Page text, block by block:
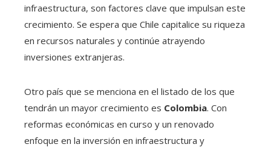
infraestructura, son factores clave que impulsan este
crecimiento. Se espera que Chile capitalice su riqueza
en recursos naturales y continúe atrayendo
inversiones extranjeras.
Otro país que se menciona en el listado de los que
tendrán un mayor crecimiento es Colombia. Con
reformas económicas en curso y un renovado
enfoque en la inversión en infraestructura y